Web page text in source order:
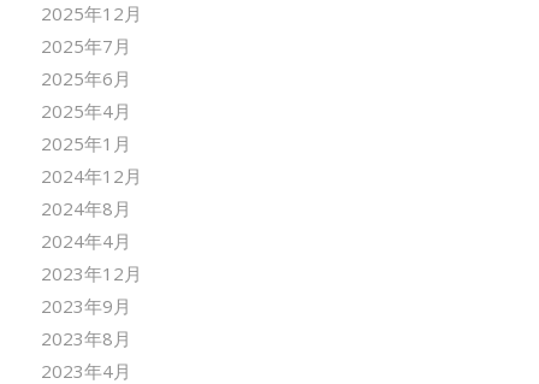
2025年12月
2025年7月
2025年6月
2025年4月
2025年1月
2024年12月
2024年8月
2024年4月
2023年12月
2023年9月
2023年8月
2023年4月